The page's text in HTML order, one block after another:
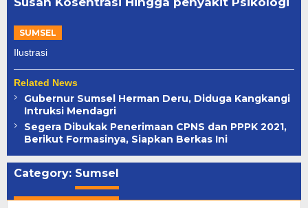
SUMSEL
Ilustrasi
Related News
Gubernur Sumsel Herman Deru, Diduga Kangkangi
Intruksi Mendagri
Segera Dibukak Penerimaan CPNS dan PPPK 2021,
Berikut Formasinya, Siapkan Berkas Ini
Category: Sumsel